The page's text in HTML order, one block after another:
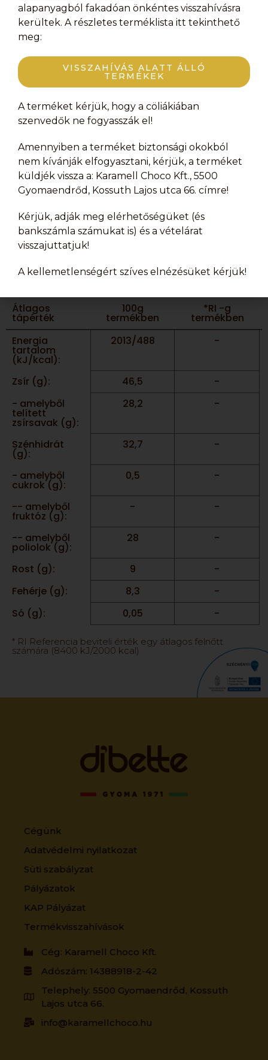
Termékadatok
Az alábbiakban feltüntetett termékadatok és a
termékre vonatkozó információk csak az előzetes
tájékozódást szolgálják, a termék átvételét követően
végleges tájékoztatást kap az adott termék címkéje
alapján.
Összetevők:
édesítőszer: maltit (47,5%),
kakaómassza, kakaóvaj,
poliglicerin-poliricinoleát,
Átlagos
tápérték
100g
termékben
*RI -g
termékben
Energia
tartalom
(kJ/kcal):
2013/488 -
Zsír (g): 46,5
-
- amelyből
telített
zsírsavak (g):
28,2 -
Szénhidrát
(g):
32,7 -
- amelyből
cukrok (g):
0,5 -
-- amelyből
fruktóz (g):
- -
-- amelyből
poliolok (g):
28 -
Rost (g): 9
-
Fehérje (g):
8,3
-
Só (g):
0,05 -
* RI Referencia beviteli érték egy átlagos felnőtt
számára (8400 kJ/2000 kcal)
Cégünk
Adatvédelmi nyilatkozat
Süti szabályzat
Pályázatok
KAP Pályázat
Termékvisszahívások
Cég: Karamell Choco Kft.
Adószám: 14388918-2-42
Telephely: 5500 Gyomaendrőd, Kossuth
Lajos utca 66.
info@karamellchoco.hu
alapanyagból fakadóan önkéntes visszahívásra
kerültek. A részletes terméklista itt tekinthető
meg:
VISSZAHÍVÁS ALATT ÁLLÓ
TERMÉKEK
A terméket kérjük, hogy a cöliákiában
szenvedők ne fogyasszák el!
Amennyiben a terméket biztonsági okokból
nem kívánják elfogyasztani, kérjük, a terméket
küldjék vissza a: Karamell Choco Kft., 5500
Gyomaendrőd, Kossuth Lajos utca 66. címre!
Kérjük, adják meg elérhetőségüket (és
bankszámla számukat is) és a vételárat
visszajuttatjuk!
A kellemetlenségért szíves elnézésüket kérjük!